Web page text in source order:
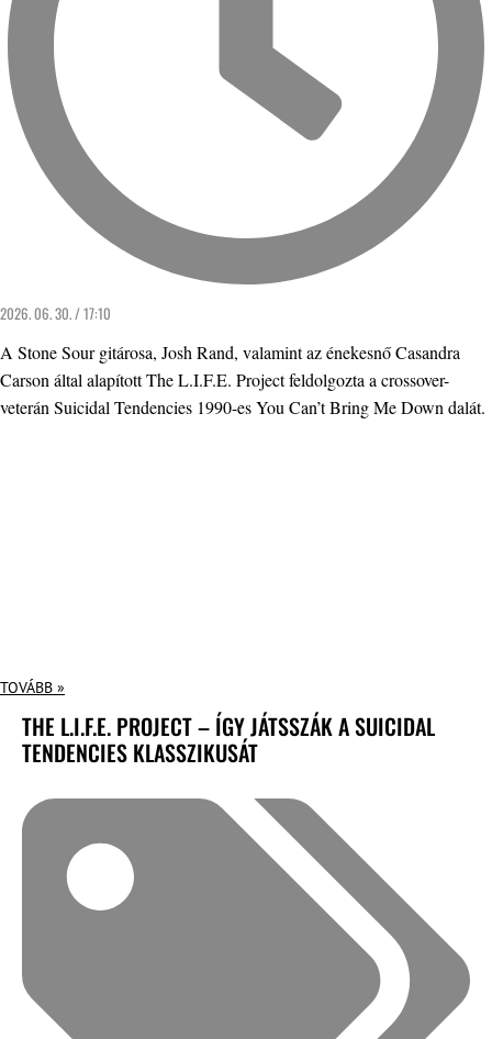
2026. 06. 30. / 17:10
A Stone Sour gitárosa, Josh Rand, valamint az énekesnő Casandra
Carson által alapított The L.I.F.E. Project feldolgozta a crossover-
veterán Suicidal Tendencies 1990-es You Can’t Bring Me Down dalát.
TOVÁBB »
THE L.I.F.E. PROJECT – ÍGY JÁTSSZÁK A SUICIDAL
TENDENCIES KLASSZIKUSÁT